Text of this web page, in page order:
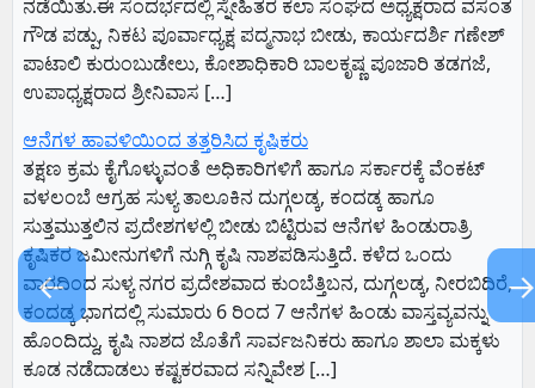
ನಡೆಯಿತು.ಈ ಸಂದರ್ಭದಲ್ಲಿ ಸ್ನೇಹಿತರ ಕಲಾ ಸಂಘದ ಅಧ್ಯಕ್ಷರಾದ ವಸಂತ
ಗೌಡ ಪಡ್ಪು, ನಿಕಟ ಪೂರ್ವಾಧ್ಯಕ್ಷ ಪದ್ಮನಾಭ ಬೀಡು, ಕಾರ್ಯದರ್ಶಿ ಗಣೇಶ್
ಪಾಟಾಲಿ ಕುರುಂಬುಡೇಲು, ಕೋಶಾಧಿಕಾರಿ ಬಾಲಕೃಷ್ಣ ಪೂಜಾರಿ ತಡಗಜೆ,
ಉಪಾಧ್ಯಕ್ಷರಾದ ಶ್ರೀನಿವಾಸ […]
ಆನೆಗಳ ಹಾವಳಿಯಿಂದ ತತ್ತರಿಸಿದ ಕೃಷಿಕರು
ತಕ್ಷಣ ಕ್ರಮ ಕೈಗೊಳ್ಳುವಂತೆ ಅಧಿಕಾರಿಗಳಿಗೆ ಹಾಗೂ ಸರ್ಕಾರಕ್ಕೆ ವೆಂಕಟ್‌
ವಳಲಂಬೆ ಆಗ್ರಹ ಸುಳ್ಯ ತಾಲೂಕಿನ ದುಗ್ಗಲಡ್ಕ, ಕಂದಡ್ಕ ಹಾಗೂ
ಸುತ್ತಮುತ್ತಲಿನ ಪ್ರದೇಶಗಳಲ್ಲಿ ಬೀಡು ಬಿಟ್ಟಿರುವ ಆನೆಗಳ ಹಿಂಡುರಾತ್ರಿ
ಕೃಷಿಕರ ಜಮೀನುಗಳಿಗೆ ನುಗ್ಗಿ ಕೃಷಿ ನಾಶಪಡಿಸುತ್ತಿದೆ. ಕಳೆದ ಒಂದು
ವಾರದಿಂದ ಸುಳ್ಯ ನಗರ ಪ್ರದೇಶವಾದ ಕುಂಬೆತ್ತಿಬನ, ದುಗ್ಗಲಡ್ಕ, ನೀರಬಿದಿರೆ,
ಕಂದಡ್ಕ ಭಾಗದಲ್ಲಿ ಸುಮಾರು 6 ರಿಂದ 7 ಆನೆಗಳ ಹಿಂಡು ವಾಸ್ತವ್ಯವನ್ನು
ಹೊಂದಿದ್ದು, ಕೃಷಿ ನಾಶದ ಜೊತೆಗೆ ಸಾರ್ವಜನಿಕರು ಹಾಗೂ ಶಾಲಾ ಮಕ್ಕಳು
ಕೂಡ ನಡೆದಾಡಲು ಕಷ್ಟಕರವಾದ ಸನ್ನಿವೇಶ […]
←